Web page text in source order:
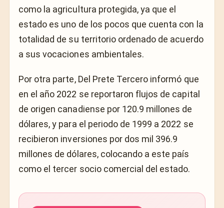
como la agricultura protegida, ya que el
estado es uno de los pocos que cuenta con la
totalidad de su territorio ordenado de acuerdo
a sus vocaciones ambientales.
Por otra parte, Del Prete Tercero informó que
en el año 2022 se reportaron flujos de capital
de origen canadiense por 120.9 millones de
dólares, y para el periodo de 1999 a 2022 se
recibieron inversiones por dos mil 396.9
millones de dólares, colocando a este país
como el tercer socio comercial del estado.